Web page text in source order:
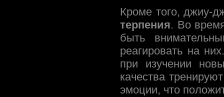
Кроме того, джиу-
терпения. Во
быть
реагировать на
при изучении
качества
эмоции, что